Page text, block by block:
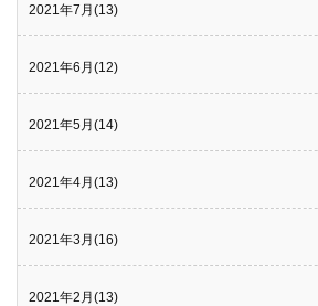
2021年7月(13)
2021年6月(12)
2021年5月(14)
2021年4月(13)
2021年3月(16)
2021年2月(13)